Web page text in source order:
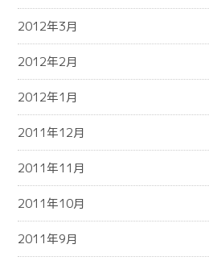
2012年3月
2012年2月
2012年1月
2011年12月
2011年11月
2011年10月
2011年9月